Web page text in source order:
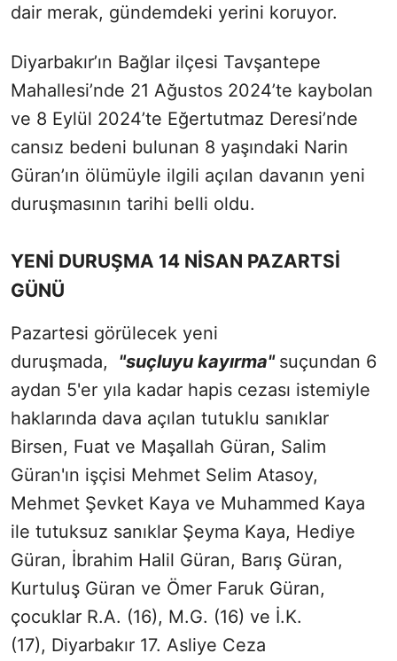
dair merak, gündemdeki yerini koruyor.
Diyarbakır’ın Bağlar ilçesi Tavşantepe
Mahallesi’nde 21 Ağustos 2024’te kaybolan
ve 8 Eylül 2024’te Eğertutmaz Deresi’nde
cansız bedeni bulunan 8 yaşındaki Narin
Güran’ın ölümüyle ilgili açılan davanın yeni
duruşmasının tarihi belli oldu.
YENİ DURUŞMA 14 NİSAN PAZARTSİ
GÜNÜ
Pazartesi görülecek yeni
duruşmada,
"suçluyu kayırma" suçundan 6
aydan 5'er yıla kadar hapis cezası istemiyle
haklarında dava açılan tutuklu sanıklar
Birsen, Fuat ve Maşallah Güran, Salim
Güran'ın işçisi Mehmet Selim Atasoy,
Mehmet Şevket Kaya ve Muhammed Kaya
ile tutuksuz sanıklar Şeyma Kaya, Hediye
Güran, İbrahim Halil Güran, Barış Güran,
Kurtuluş Güran ve Ömer Faruk Güran,
çocuklar R.A. (16), M.G. (16) ve İ.K.
(17), Diyarbakır 17. Asliye Ceza